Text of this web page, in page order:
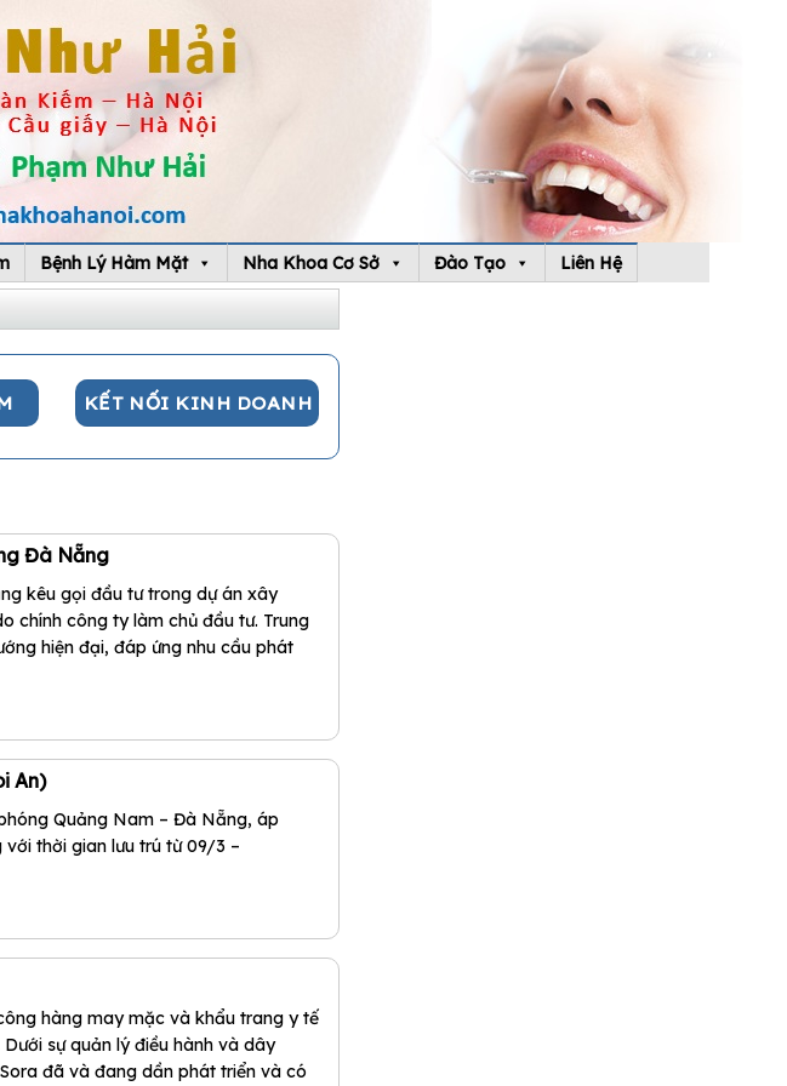
Bệnh Lý Hàm Mặt Nha Khoa Cơ Sở Đào Tạo Liên Hệ
KẾT NỐI KINH DOANH
Đà Nẵng
kêu gọi đầu tư trong dự án xây
chính công ty làm chủ đầu tư. Trung
hiện đại, đáp ứng nhu cầu phát
An)
Quảng Nam – Đà Nẵng, áp
thời gian lưu trú từ 09/3 –
hàng may mặc và khẩu trang y tế
sự quản lý điều hành và dây
đã và đang dần phát triển và có